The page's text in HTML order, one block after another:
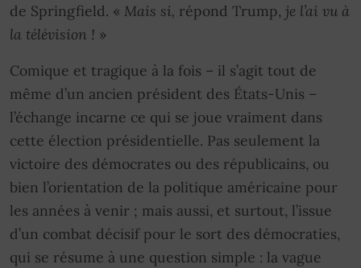
de Springfield. « Mais si, répond Trump, je l’ai vu à
la télévision ! »
Comique et tragique à la fois – il s’agit tout de
même d’un ancien président des États-Unis –
l’échange incarne ce qui se joue vraiment dans
cette élection présidentielle. Pas seulement la
victoire des démocrates ou des républicains, ou
bien l’orientation de la politique américaine pour
les années à venir ; mais aussi, et surtout, l’issue
d’un combat décisif pour le sort des démocraties,
qui se résume à une question simple : la vague